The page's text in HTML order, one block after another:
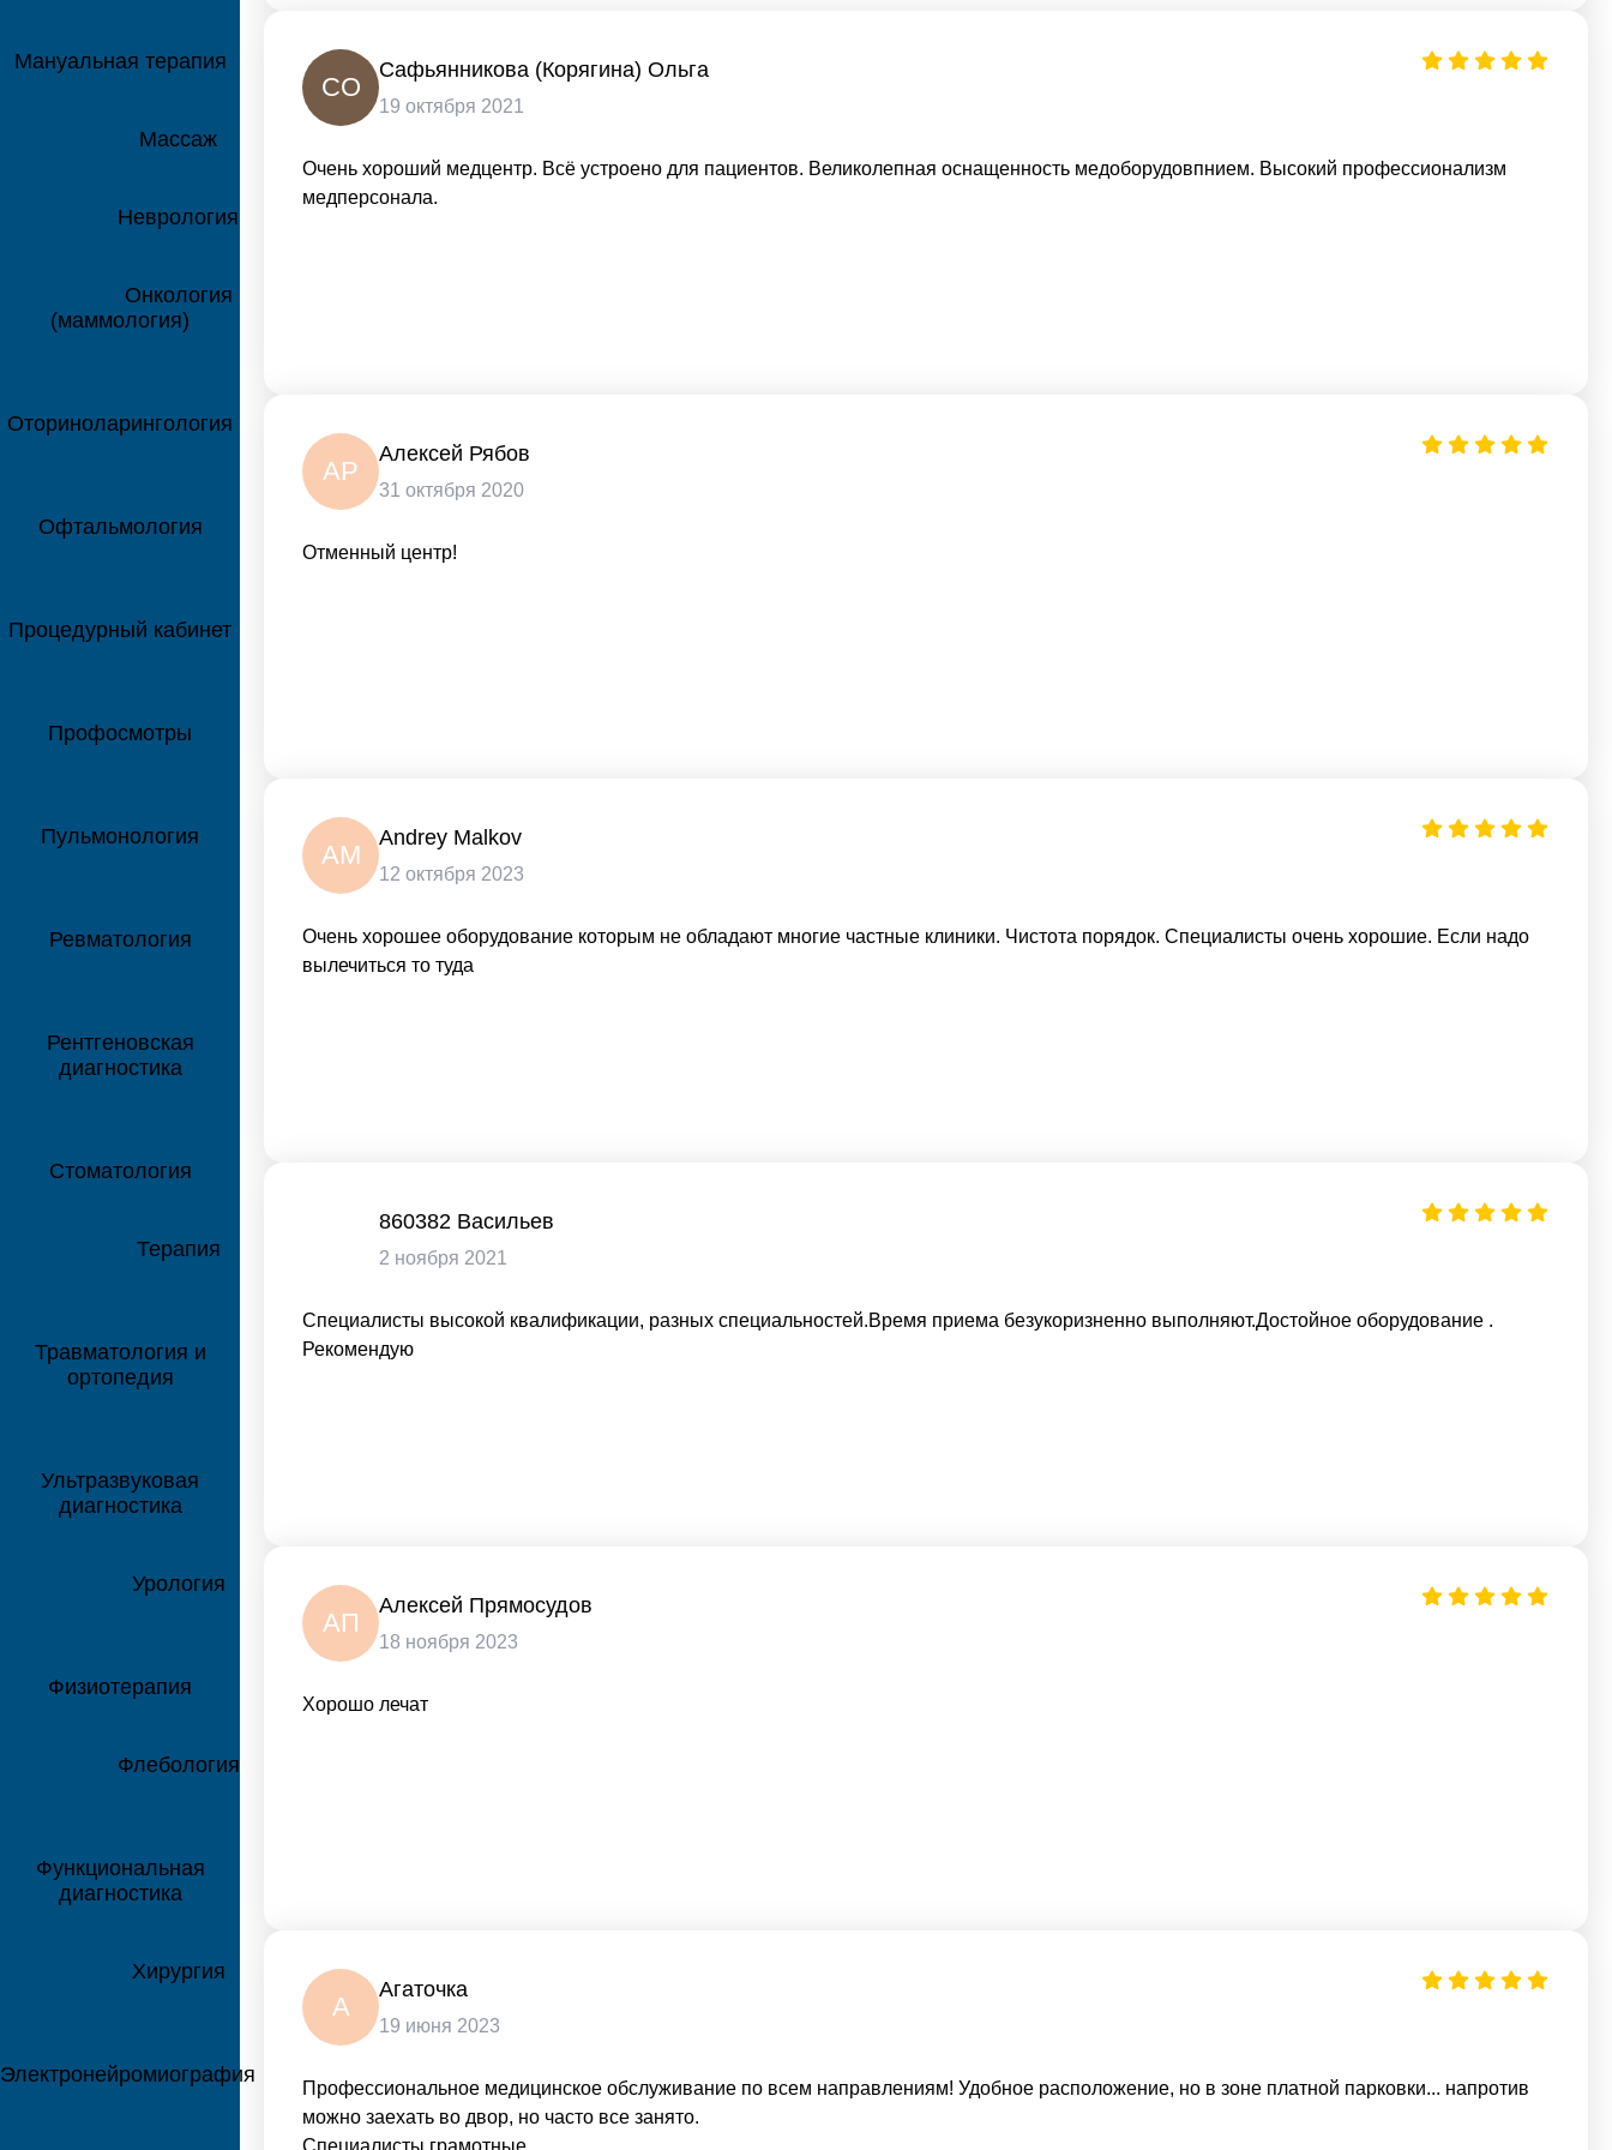
Мануальная терапия
Массаж
Неврология
Онкология
(маммология)
Оториноларингология
Офтальмология
Процедурный кабинет
Профосмотры
Пульмонология
Ревматология
Рентгеновская
диагностика
Стоматология
Терапия
Травматология и
ортопедия
Ультразвуковая
диагностика
Урология
Физиотерапия
Флебология
Функциональная
диагностика
Хирургия
Электронейромиография
СО
Сафьянникова (Корягина) Ольга
19 октября 2021
Очень хороший медцентр. Всё устроено для пациентов. Великолепная оснащенность медоборудовпнием. Высокий профессионализм
медперсонала.
АР
Алексей Рябов
31 октября 2020
Отменный центр!
AM
Andrey Malkov
12 октября 2023
Очень хорошее оборудование которым не обладают многие частные клиники. Чистота порядок. Специалисты очень хорошие. Если надо
вылечиться то туда
860382 Васильев
2 ноября 2021
Специалисты высокой квалификации, разных специальностей.Время приема безукоризненно выполняют.Достойное оборудование .
Рекомендую
АП
Алексей Прямосудов
18 ноября 2023
Хорошо лечат
А
Агаточка
19 июня 2023
Профессиональное медицинское обслуживание по всем направлениям! Удобное расположение, но в зоне платной парковки... напротив
можно заехать во двор, но часто все занято.
Специалисты грамотные.